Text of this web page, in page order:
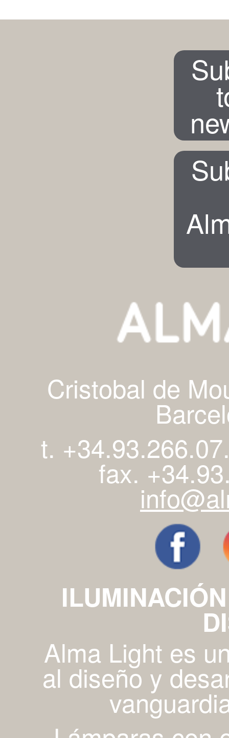
Cristobal de
t.
fax.
Alma Light es
al diseño y